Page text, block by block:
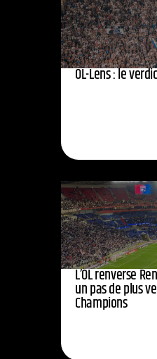
OL-Lens : le
L’OL renverse
un pas de plus
Champions